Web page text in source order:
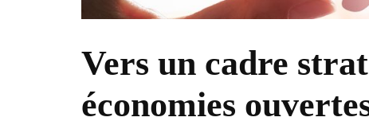
Vers un cadre
économies